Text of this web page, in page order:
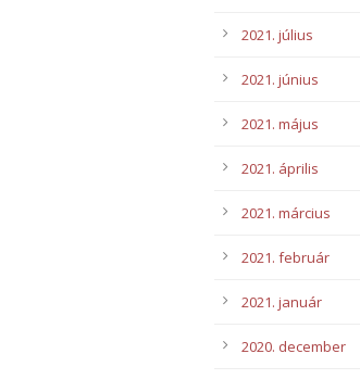
2021. július
2021. június
2021. május
2021. április
2021. március
2021. február
2021. január
2020. december